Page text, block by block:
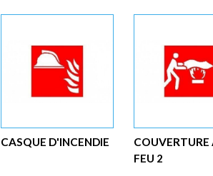
CASQUE D'INCENDIE
COUVERTURE
FEU 2